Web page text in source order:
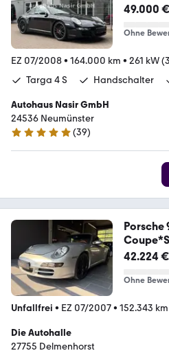
49.000 €
Ohne
EZ 07/2008• 164.000 km • 261 kW
Targa 4 S
Handschalter
Autohaus Nasir GmbH
24536 Neumünster
4.8 Sterne
(39)
Porsche
Leder*top
42.224 €
Ohne
Unfallfrei • EZ 07/2007• 152.343 km
Die Autohalle
27755 Delmenhorst